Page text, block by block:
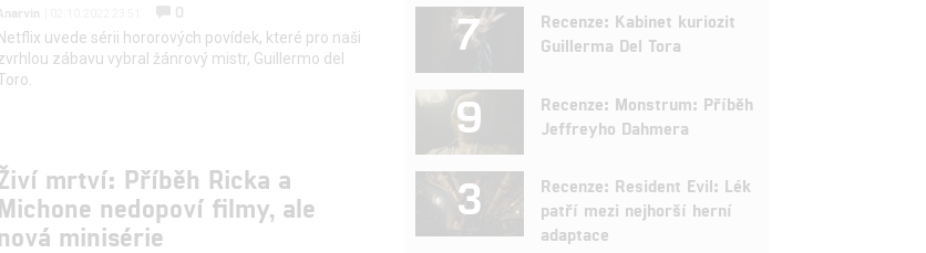
0
Netflix uvede sérii hororových povídek, které pro naši
zábavu vybral žánrový mistr, Guillermo del
mrtví: Příběh Ricka a
Michone nedopoví filmy, ale
minisérie
7
Recenze: Kabinet kuriozit
Guillerma Del Tora
9
Recenze: Monstrum: Příběh
Jeffreyho Dahmera
3
Recenze: Resident Evil: Lék
patří mezi nejhorší herní
adaptace